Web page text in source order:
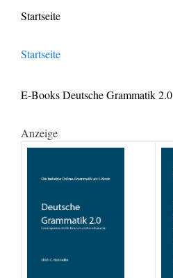
Startseite
Startseite
E-Books Deutsche Grammatik 2.0
Anzeige